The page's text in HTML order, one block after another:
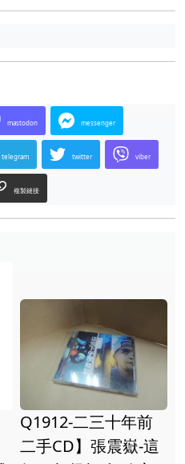
mastodon messenger
telegram twitter viber
複製鏈接
Q1912-二三十年前
二手CD】張震嶽-這